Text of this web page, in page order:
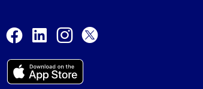
Facebook
LinkedInInstagram